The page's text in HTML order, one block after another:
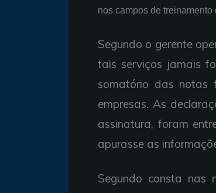
nos campos de treinamento
Segundo o gerente
tais serviços jamais
somatório das notas
empresas. As
assinatura, foram
apurasse as
Segundo consta